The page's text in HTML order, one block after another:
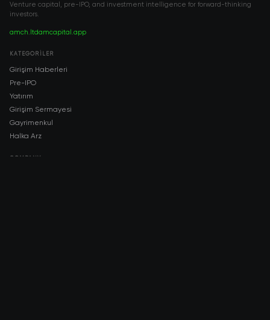
Venture capital, pre-IPO, and investment intelligence for forward-thinking
investors.
amch.ltdamcapital.app
KATEGORILER
Girişim Haberleri
Pre-IPO
Yatırım
Girişim Sermayesi
Gayrimenkul
Halka Arz
COMPANY